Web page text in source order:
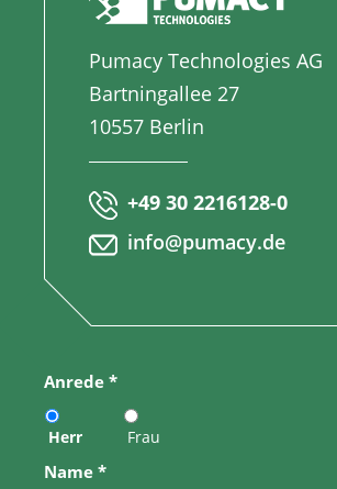
Pumacy Technologies AG
Bartningallee 27
10557 Berlin
+49 30 2216128-0
info@pumacy.de
Anrede *
Herr Frau
Name *